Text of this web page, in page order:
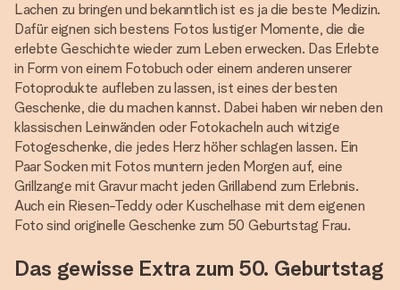
Lachen zu bringen und bekanntlich ist es ja die beste Medizin.
Dafür eignen sich bestens Fotos lustiger Momente, die die
erlebte Geschichte wieder zum Leben erwecken. Das Erlebte
in Form von einem Fotobuch oder einem anderen unserer
Fotoprodukte aufleben zu lassen, ist eines der besten
Geschenke, die du machen kannst. Dabei haben wir neben den
klassischen Leinwänden oder Fotokacheln auch witzige
Fotogeschenke, die jedes Herz höher schlagen lassen. Ein
Paar Socken mit Fotos muntern jeden Morgen auf, eine
Grillzange mit Gravur macht jeden Grillabend zum Erlebnis.
Auch ein Riesen-Teddy oder Kuschelhase mit dem eigenen
Foto sind originelle Geschenke zum 50 Geburtstag Frau.
Das gewisse Extra zum 50. Geburtstag